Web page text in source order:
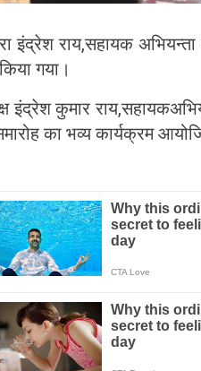
इंद्रेश राय,सहायक
गया।
इंद्रेश कुमार
का भव्य कार्यक्रम